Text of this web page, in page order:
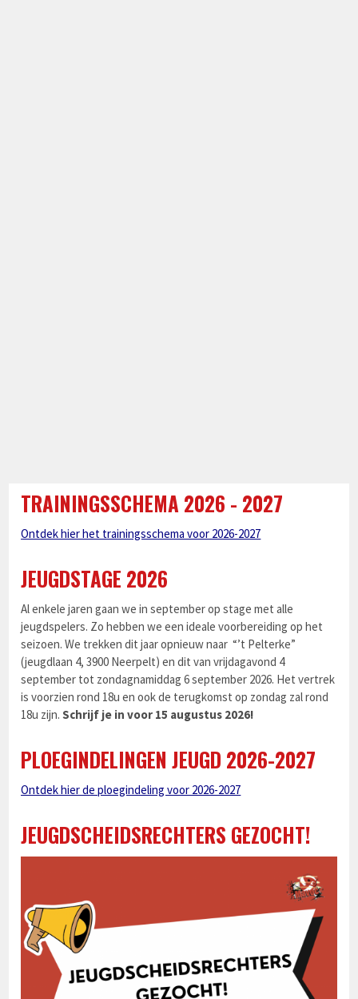
TRAININGSSCHEMA 2026 - 2027
Ontdek hier het trainingsschema voor 2026-2027
JEUGDSTAGE 2026
Al enkele jaren gaan we in september op stage met alle
jeugdspelers. Zo hebben we een ideale voorbereiding op het
seizoen. We trekken dit jaar opnieuw naar “’t Pelterke”
(jeugdlaan 4, 3900 Neerpelt) en dit van vrijdagavond 4
september tot zondagnamiddag 6 september 2026. Het vertrek
is voorzien rond 18u en ook de terugkomst op zondag zal rond
18u zijn.Schrijf je in voor 15 augustus 2026!
PLOEGINDELINGEN JEUGD 2026-2027
Ontdek hier de ploegindeling voor 2026-2027
JEUGDSCHEIDSRECHTERS GEZOCHT!